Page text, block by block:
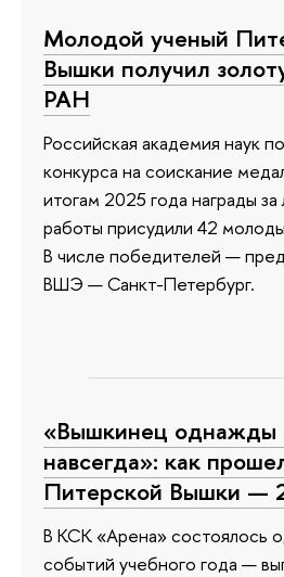
Молодой ученый
Вышки получил
РАН
Российская академия наук
конкурса на соискание
итогам 2025 года награды
работы присудили 42
В числе победителей —
ВШЭ — Санкт-Петербург.
«Вышкинец
навсегда»: как
Питерской Вышки —
В КСК «Арена» состоялось
событий учебного года —